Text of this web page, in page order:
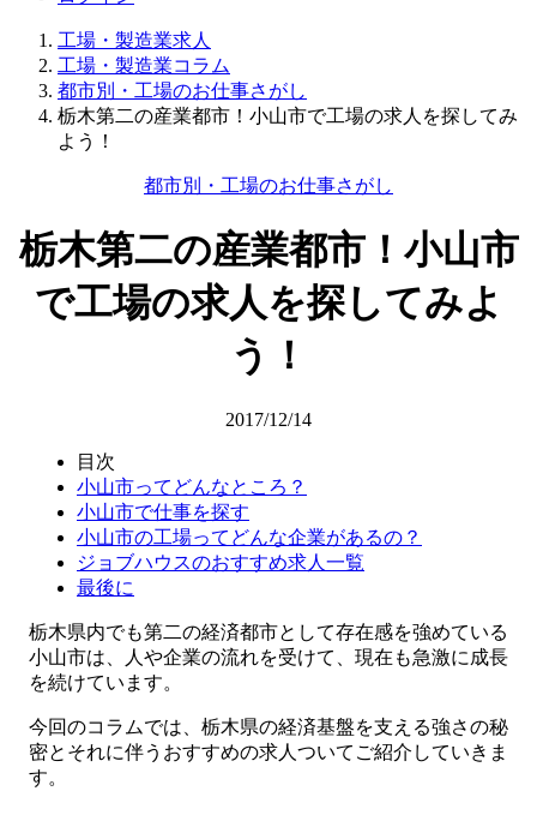
工場・製造業求人
工場・製造業コラム
都市別・工場のお仕事さがし
栃木第二の産業都市！小山市で工場の求人を探してみ
よう！
都市別・工場のお仕事さがし
栃木第二の産業都市！小山市
で工場の求人を探してみよ
う！
2017/12/14
目次
小山市ってどんなところ？
小山市で仕事を探す
小山市の工場ってどんな企業があるの？
ジョブハウスのおすすめ求人一覧
最後に
栃木県内でも第二の経済都市として存在感を強めている
小山市は、人や企業の流れを受けて、現在も急激に成長
を続けています。
今回のコラムでは、栃木県の経済基盤を支える強さの秘
密とそれに伴うおすすめの求人ついてご紹介していきま
す。